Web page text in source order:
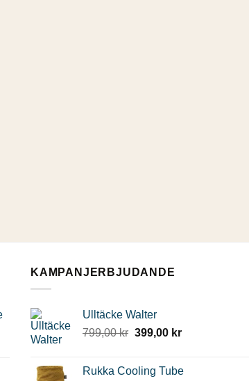
KAMPANJERBJUDANDE
Ulltäcke Walter
799,00kr Det
var:
399,00 krDet
är:
Rukka Cooling Tube